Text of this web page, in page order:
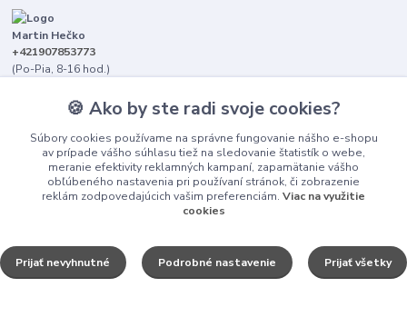
Martin Hečko
+421907853773
(Po-Pia, 8-16 hod.)
senica@dizajnkamen.sk
Dizajn Kameň © 2025
🍪 Ako by ste radi svoje cookies?
Súbory cookies používame na správne fungovanie nášho e-shopu
av prípade vášho súhlasu tiež na sledovanie štatistík o webe,
meranie efektivity reklamných kampaní, zapamätanie vášho
obľúbeného nastavenia pri používaní stránok, či zobrazenie
reklám zodpovedajúcich vašim preferenciám. Viac na využitie
cookies
Prijať nevyhnutné Podrobné nastavenie Prijať všetky